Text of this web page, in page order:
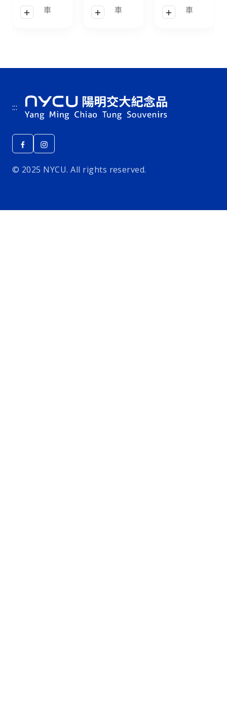
Backpack
21L_Black
車
Backpack
31L_Black
車
Backpack
31L_Green
車
:::
© 2025 NYCU. All rights reserved.